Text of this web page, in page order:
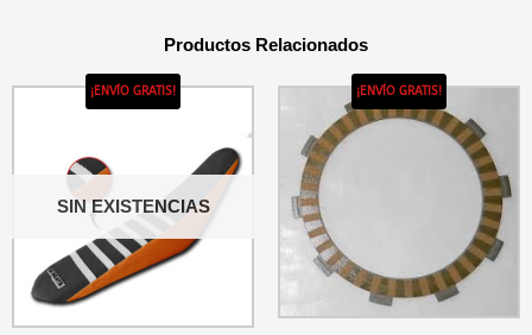
Productos Relacionados
SIN EXISTENCIAS
¡ENVÍO GRATIS! ¡ENVÍO GRATIS!